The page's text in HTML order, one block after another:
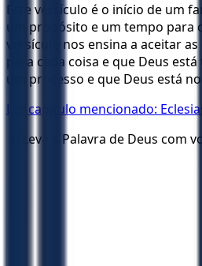
Este versículo é o início de um
um propósito e um tempo para
versículo nos ensina a aceitar
para cada coisa e que Deus
um processo e que Deus está
Ler capítulo mencionado:
📱 Leve a Palavra de Deus com